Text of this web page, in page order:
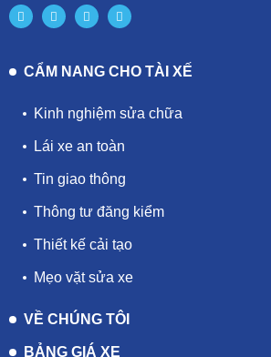
CẨM NANG CHO TÀI XẾ
Kinh nghiệm sửa chữa
Lái xe an toàn
Tin giao thông
Thông tư đăng kiểm
Thiết kế cải tạo
Mẹo vặt sửa xe
VỀ CHÚNG TÔI
BẢNG GIÁ XE